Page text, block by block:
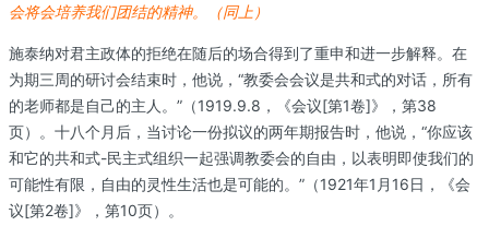
会将会培养我们团结的精神。（同上）
施泰纳对君主政体的拒绝在随后的场合得到了重申和进一步解释。在
为期三周的研讨会结束时，他说，“教委会会议是共和式的对话，所有
的老师都是自己的主人。”（1919.9.8，《会议[第1卷]》，第38
页）。十八个月后，当讨论一份拟议的两年期报告时，他说，“你应该
和它的共和式-民主式组织一起强调教委会的自由，以表明即使我们的
可能性有限，自由的灵性生活也是可能的。”（1921年1月16日，《会
议[第2卷]》，第10页）。